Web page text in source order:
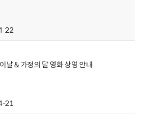
22
날 & 가정의 달 영화 상영 안내
21